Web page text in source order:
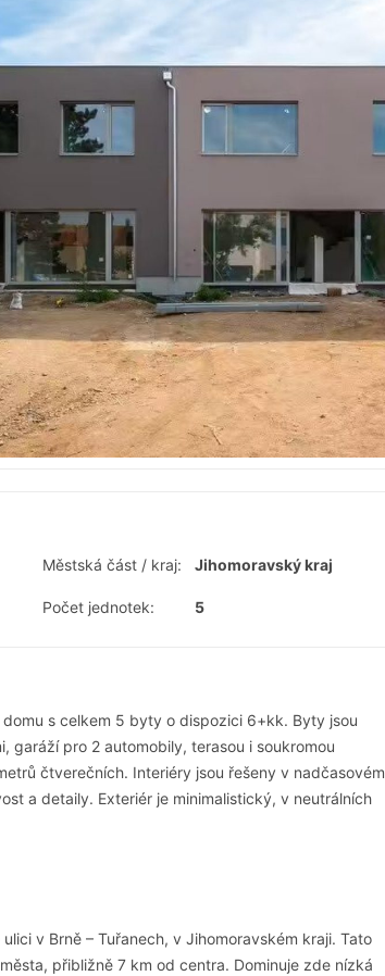
Městská část / kraj: Jihomoravský kraj
Počet jednotek: 5
s celkem 5 byty o dispozici 6+kk. Byty jsou
garáží pro 2 automobily, terasou i soukromou
čtverečních. Interiéry jsou řešeny v nadčasovém
a detaily. Exteriér je minimalistický, v neutrálních
v Brně – Tuřanech, v Jihomoravském kraji. Tato
přibližně 7 km od centra. Dominuje zde nízká